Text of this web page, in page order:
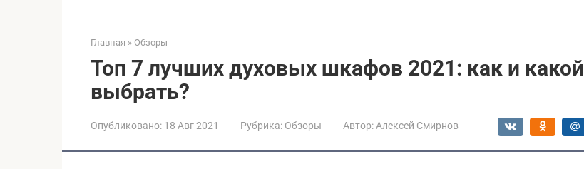
Главная » Обзоры
Топ 7 лучших духовых шкафов 2021: как и какой
выбрать?
Опубликовано: 18 Авг 2021 Рубрика: Обзоры Автор: Алексей Смирнов